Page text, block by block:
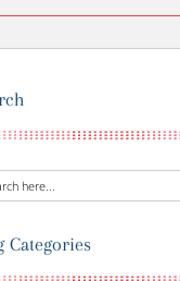
Categories